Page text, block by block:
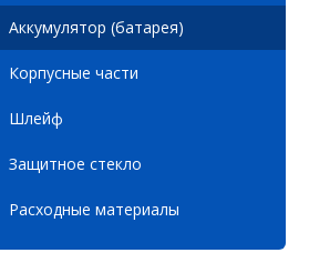
Аккумулятор (батарея)
Корпусные части
Шлейф
Защитное стекло
Расходные материалы